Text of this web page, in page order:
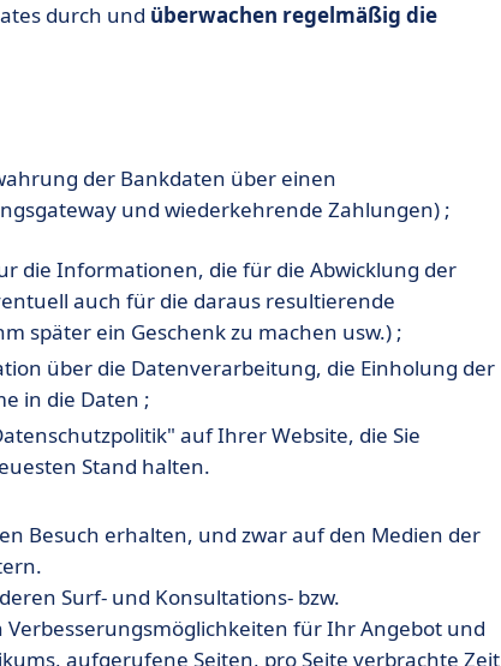
durch und überwachen regelmäßig die
der Bankdaten über einen
und wiederkehrende Zahlungen) ;
die Informationen, die für die Abwicklung der
auch für die daraus resultierende
später ein Geschenk zu machen usw.) ;
über die Datenverarbeitung, die Einholung der
in die Daten ;
auf Ihrer Website, die Sie
Stand halten.
Besuch erhalten, und zwar auf den Medien der
Surf- und Konsultations- bzw.
für Ihr Angebot und
aufgerufene Seiten, pro Seite verbrachte Zeit